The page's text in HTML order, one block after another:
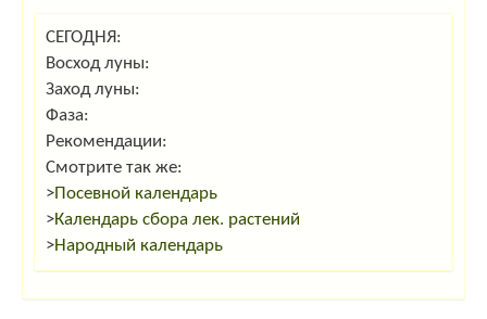
СЕГОДНЯ:
Восход луны:
Заход луны:
Фаза:
Рекомендации:
Смотрите так же:
>Посевной календарь
>Календарь сбора лек. растений
>Народный календарь